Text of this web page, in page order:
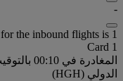
-
the inbound flights is 1
Card 1
الدولي (HGH)